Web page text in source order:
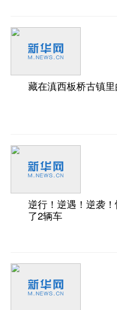
藏在滇西板桥古镇里
逆行！逆遇！逆袭
了2辆车